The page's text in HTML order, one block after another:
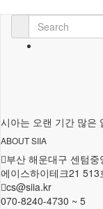
시아는 오랜 기간 많은
ABOUT SIIA
부산 해운대구 센텀중
에이스하이테크21 513
cs@siia.kr
070-8240-4730 ~ 5